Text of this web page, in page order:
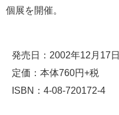
個展を開催。
発売日：2002年12月17日
定価：本体760円+税
ISBN：4-08-720172-4